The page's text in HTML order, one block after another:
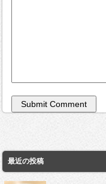
最近の投稿